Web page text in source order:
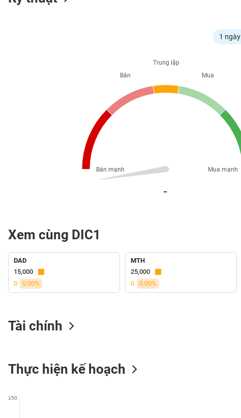
1 ngày
Trung lập
Mua
Mua mạnh
Bán
Bán mạnh
Xem cùng DIC1
DAD
15,000
0
0.00%
MTH
25,000
0
0.00%
Tài chính
Thực hiện kế hoạch
150
Ngành
(-)
VS-
SECTOR